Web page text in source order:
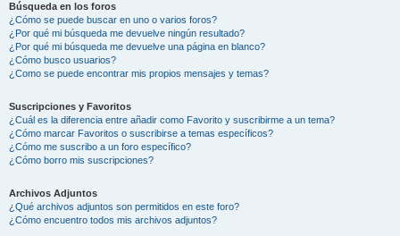
Búsqueda en los foros
¿Cómo se puede buscar en uno o varios foros?
¿Por qué mi búsqueda me devuelve ningún resultado?
¿Por qué mi búsqueda me devuelve una página en blanco?
¿Cómo busco usuarios?
¿Como se puede encontrar mis propios mensajes y temas?
Suscripciones y Favoritos
¿Cuál es la diferencia entre añadir como Favorito y suscribirme a un tema?
¿Cómo marcar Favoritos o suscribirse a temas específicos?
¿Cómo me suscribo a un foro específico?
¿Cómo borro mis suscripciones?
Archivos Adjuntos
¿Qué archivos adjuntos son permitidos en este foro?
¿Cómo encuentro todos mis archivos adjuntos?